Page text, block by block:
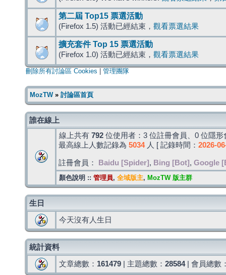
第二屆 Top15 票選活動
(Firefox 1.5) 活動已經結束， 觀看票選結果
擴充套件 Top 15 票選活動
(Firefox 1.0) 活動已經結束， 觀看票選結果
刪除所有討論區 Cookies 管理團隊
MozTW» 討論區首頁
誰在線上
線上共有 792 位使用者：3 位註冊會員、0 位隱
最高線上人數記錄為 5034人 [ 記錄時間： 2026-
註冊會員： Baidu [Spider] , Bing [Bot] , Google
顏色說明 :: 管理員, 全域版主, MozTW 版主群
生日
今天沒有人生日
統計資料
文章總數： 161479 | 主題總數： 28584| 會員總數